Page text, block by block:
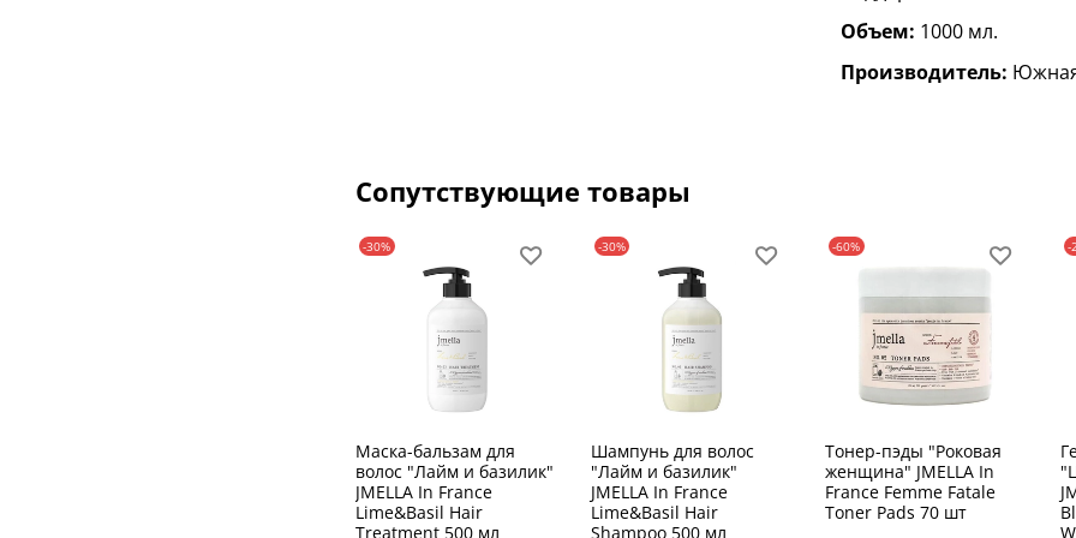
Объем: 1000 мл.
Производитель:
Сопутствующие товары
-30%
Маска-бальзам для
волос "Лайм и базилик"
JMELLA In France
Lime&Basil Hair
Treatment 500 мл
-30%
Шампунь для волос
"Лайм и базилик"
JMELLA In France
Lime&Basil Hair
Shampoo 500 мл
-60%
Тонер-пэды "Роковая
женщина" JMELLA In
France Femme Fatale
Toner Pads 70 шт
-